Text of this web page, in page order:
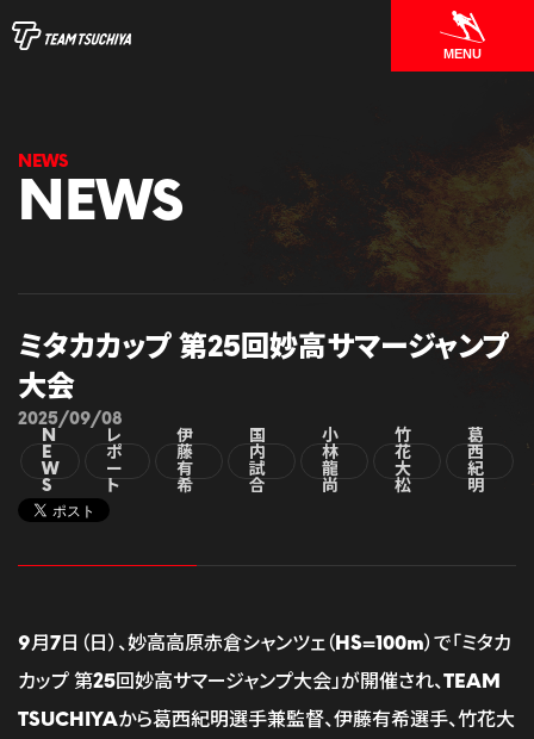
MENU
NEWS
ミタカカップ 第25回妙高サマージャンプ
大会
2025/09/08
N
E
W
S
レ
ポ
ー
ト
伊
藤
有
希
国
内
試
合
小
林
龍
尚
竹
花
大
松
葛
西
紀
明
9月7日（日）、妙高高原赤倉シャンツェ（HS=100m）で「ミタカ
カップ 第25回妙高サマージャンプ大会」が開催され、TEAM
TSUCHIYAから葛西紀明選手兼監督、伊藤有希選手、竹花大